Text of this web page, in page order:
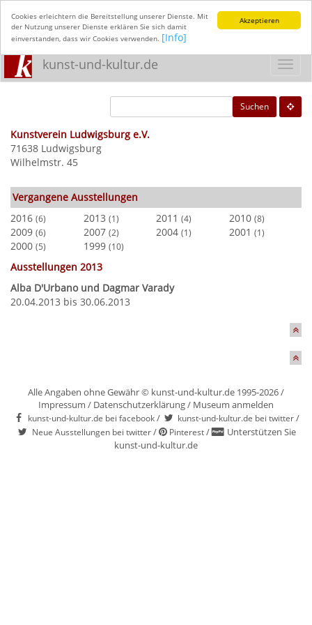
Akzeptieren
Cookies erleichtern die Bereitstellung unserer Dienste. Mit
der Nutzung unserer Dienste erklären Sie sich damit
einverstanden, dass wir Cookies verwenden. [Info]
kunst-und-kultur.de
Suchen
Kunstverein Ludwigsburg e.V.
71638 Ludwigsburg
Wilhelmstr. 45
Vergangene Ausstellungen
2016 (6) 2013 (1) 2011 (4) 2010 (8)
2009 (6) 2007 (2) 2004 (1) 2001 (1)
2000 (5) 1999 (10)
Ausstellungen 2013
Alba D'Urbano und Dagmar Varady
20.04.2013 bis 30.06.2013
Alle Angaben ohne Gewähr © kunst-und-kultur.de 1995-2026 /
Impressum / Datenschutzerklärung/ Museum anmelden
kunst-und-kultur.de bei facebook/ kunst-und-kultur.de bei twitter/
Neue Ausstellungen bei twitter/ Pinterest/
Unterstützen Sie
kunst-und-kultur.de